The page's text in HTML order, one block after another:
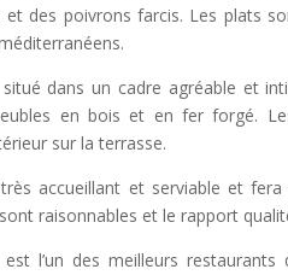
des poivrons farcis. Les plats
dans un cadre agréable et
en bois et en fer forgé.
sur la terrasse.
accueillant et serviable et
raisonnables et le rapport
l’un des meilleurs